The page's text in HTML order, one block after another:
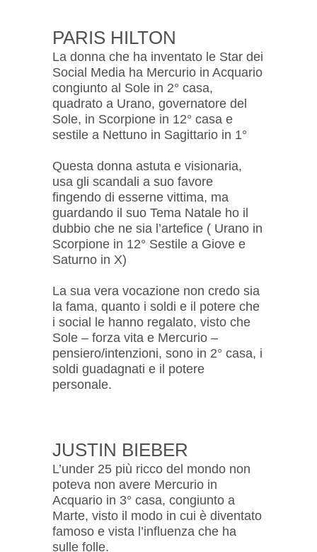
PARIS HILTON
La donna che ha inventato le Star dei
Social Media ha Mercurio in Acquario
congiunto al Sole in 2° casa,
quadrato a Urano, governatore del
Sole, in Scorpione in 12° casa e
sestile a Nettuno in Sagittario in 1°
Questa donna astuta e visionaria,
usa gli scandali a suo favore
fingendo di esserne vittima, ma
guardando il suo Tema Natale ho il
dubbio che ne sia l’artefice ( Urano in
Scorpione in 12° Sestile a Giove e
Saturno in X)
La sua vera vocazione non credo sia
la fama, quanto i soldi e il potere che
i social le hanno regalato, visto che
Sole – forza vita e Mercurio –
pensiero/intenzioni, sono in 2° casa, i
soldi guadagnati e il potere
personale.
JUSTIN BIEBER
L’under 25 più ricco del mondo non
poteva non avere Mercurio in
Acquario in 3° casa, congiunto a
Marte, visto il modo in cui è diventato
famoso e vista l’influenza che ha
sulle folle.